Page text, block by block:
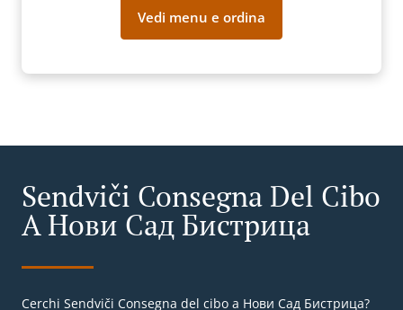
Vedi menu e ordina
Sendviči Consegna Del Cibo
A Нови Сад Бистрица
Cerchi Sendviči Consegna del cibo a Нови Сад Бистрица?